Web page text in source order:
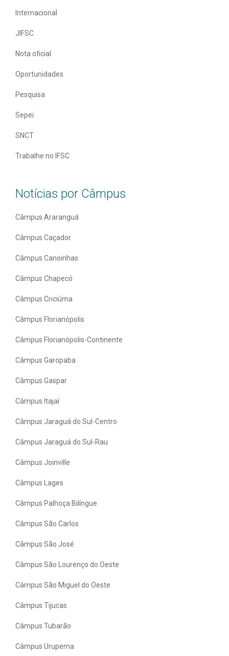
Internacional
JIFSC
Nota oficial
Oportunidades
Pesquisa
Sepei
SNCT
Trabalhe no IFSC
Notícias por Câmpus
Câmpus Araranguá
Câmpus Caçador
Câmpus Canoinhas
Câmpus Chapecó
Câmpus Criciúma
Câmpus Florianópolis
Câmpus Florianópolis-Continente
Câmpus Garopaba
Câmpus Gaspar
Câmpus Itajaí
Câmpus Jaraguá do Sul-Centro
Câmpus Jaraguá do Sul-Rau
Câmpus Joinville
Câmpus Lages
Câmpus Palhoça Bilíngue
Câmpus São Carlos
Câmpus São José
Câmpus São Lourenço do Oeste
Câmpus São Miguel do Oeste
Câmpus Tijucas
Câmpus Tubarão
Câmpus Urupema